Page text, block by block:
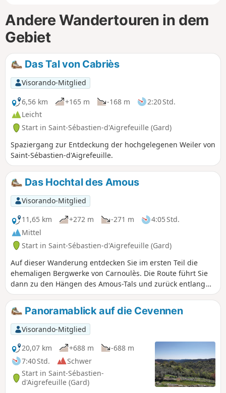
Andere Wandertouren in dem
Gebiet
Das Tal von Cabriès
Visorando-Mitglied
6,56 km
+165 m -168 m
2:20 Std.
Leicht
Start in Saint-Sébastien-d'Aigrefeuille (Gard)
Spaziergang zur Entdeckung der hochgelegenen Weiler von
Saint-Sébastien-d'Aigrefeuille.
Das Hochtal des Amous
Visorando-Mitglied
11,65 km
+272 m -271 m
4:05 Std.
Mittel
Start in Saint-Sébastien-d'Aigrefeuille (Gard)
Auf dieser Wanderung entdecken Sie im ersten Teil die
ehemaligen Bergwerke von Carnoulès. Die Route führt Sie
dann zu den Hängen des Amous-Tals und zurück entlang
dieses Flusses. Der Amous ist von seiner Quelle bis nach La
Fabrègue wunderschön: Sein klares Wasser durchzieht ein
wildes Tal, dann bahnt sich sein Bett einen Weg durch
fruchtbarere Böden.
Panoramablick auf die Cevennen
Visorando-Mitglied
20,07 km
+688 m
-688 m
7:40 Std.
Schwer
Start in Saint-Sébastien-
d'Aigrefeuille (Gard)